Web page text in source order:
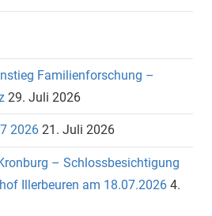
Familienforschung –
29. Juli 2026
2026 21. Juli 2026
– Schlossbesichtigung
Illerbeuren am 18.07.2026 4.